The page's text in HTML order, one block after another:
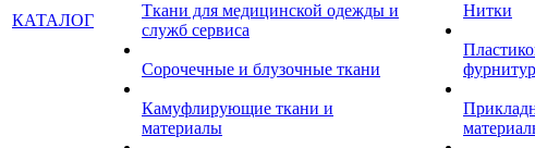
КАТАЛОГ
Ткани для медицинской одежды и
служб сервиса
Сорочечные и блузочные ткани
Камуфлирующие ткани и
материалы
Нитки